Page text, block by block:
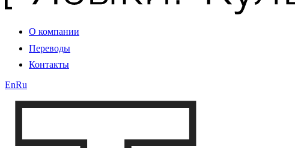
О компании
Переводы
Контакты
EnRu